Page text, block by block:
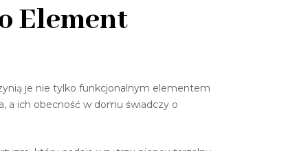
Element
je nie tylko funkcjonalnym elementem
a ich obecność w domu świadczy o